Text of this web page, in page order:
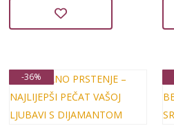
cijena
bila
2.830,00 €.
-36%